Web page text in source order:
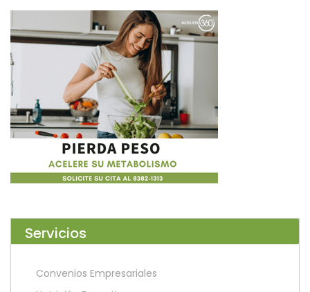
Servicios
Convenios Empresariales